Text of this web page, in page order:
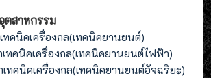
ตสาหกรรม
ทคนิคเครื่องกล(เทคนิคยานยนต์)
ทคนิคเครื่องกล(เทคนิคยานยนต์ไฟฟ้า)
ทคนิคเครื่องกล(เทคนิคยานยนต์อัจฉริยะ)